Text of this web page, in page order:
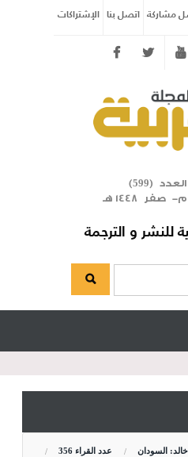
مشاركة اتصل بنا الإشتراكات
Twitter
(
599
)
للنشر و الترجمة
السودان عدد القراء 356